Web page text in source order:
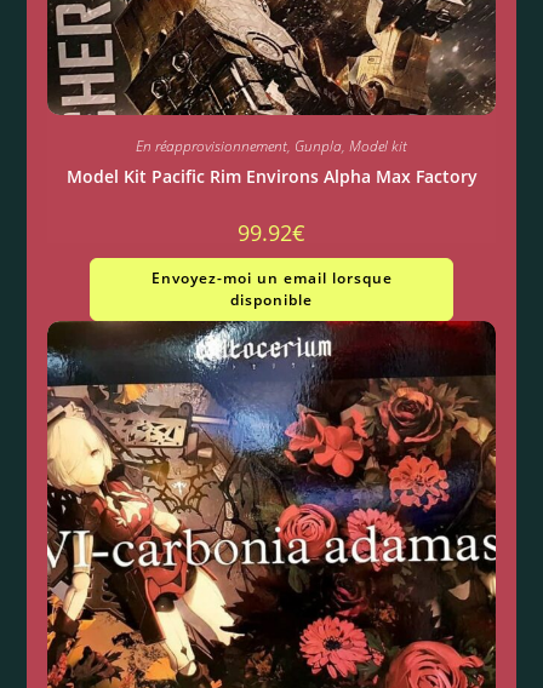
En réapprovisionnement, Gunpla, Model kit
Model Kit Pacific Rim Environs Alpha Max Factory
99.92€
Envoyez-moi un email lorsque
disponible